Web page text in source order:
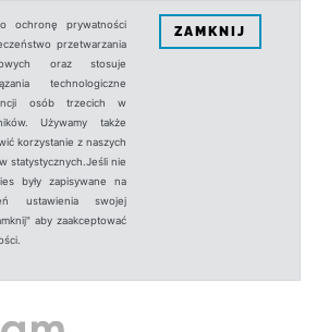
ochronę prywatności
przetwarzania
oraz stosuje
technologiczne
osób trzecich w
Używamy także
korzystanie z naszych
statystycznych.Jeśli nie
były zapisywane na
ustawienia swojej
aby zaakceptować
ZAMKNIJ